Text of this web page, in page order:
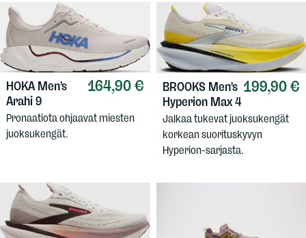
164,90 €
HOKAMen's
Arahi 9
Pronaatiota ohjaavat miesten
juoksukengät.
199,90 €
BROOKS Men's
Hyperion Max 4
Jalkaa tukevat juoksukengät
korkean suorituskyvyn
Hyperion-sarjasta.